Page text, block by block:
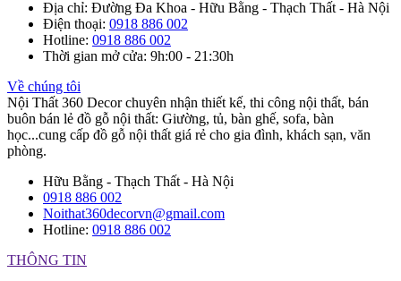
Địa chỉ: Đường Đa Khoa - Hữu Bằng - Thạch Thất - Hà Nội
Điện thoại: 0918 886 002
Hotline: 0918 886 002
Thời gian mở cửa: 9h:00 - 21:30h
Về chúng tôi
Nội Thất 360 Decor chuyên nhận thiết kế, thi công nội thất, bán
buôn bán lẻ đồ gỗ nội thất: Giường, tủ, bàn ghế, sofa, bàn
học...cung cấp đồ gỗ nội thất giá rẻ cho gia đình, khách sạn, văn
phòng.
Hữu Bằng - Thạch Thất - Hà Nội
0918 886 002
Noithat360decorvn@gmail.com
Hotline: 0918 886 002
THÔNG TIN